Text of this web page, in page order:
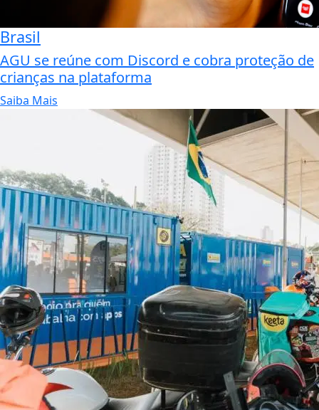
Brasil
AGU se reúne com Discord e cobra proteção de
crianças na plataforma
Saiba Mais